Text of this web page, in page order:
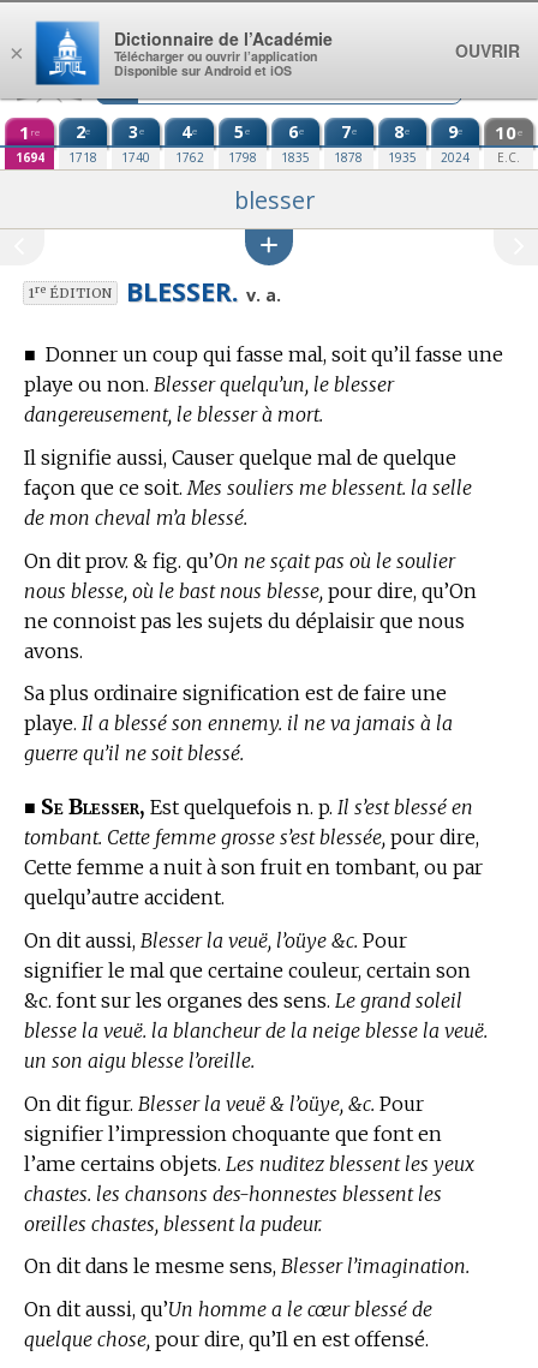
Aller au contenu
1 re
1694
2e
1718
3e
1740
4e
1762
5e
1798
6e
1835
7e
1878
8e
1935
9e
2024
10e
E.C.
blesser
1reÉDITION BLESSER. v. a.
■ Donner un coup qui fasse mal, soit qu’il fasse une
playe ou non. Blesser quelqu’un, le blesser
dangereusement, le blesser à mort.
Il signifie aussi, Causer quelque mal de quelque
façon que ce soit. Mes souliers me blessent. la selle
de mon cheval m’a blessé.
On dit prov. & fig. qu’On ne sçait pas où le soulier
nous blesse, où le bast nous blesse, pour dire, qu’On
ne connoist pas les sujets du déplaisir que nous
avons.
Sa plus ordinaire signification est de faire une
playe. Il a blessé son ennemy. il ne va jamais à la
guerre qu’il ne soit blessé.
■ Se Blesser, Est quelquefois n. p. Il s’est blessé en
tombant. Cette femme grosse s’est blessée, pour dire,
Cette femme a nuit à son fruit en tombant, ou par
quelqu’autre accident.
On dit aussi, Blesser la veuë, l’oüye &c. Pour
signifier le mal que certaine couleur, certain son
&c. font sur les organes des sens. Le grand soleil
blesse la veuë. la blancheur de la neige blesse la veuë.
un son aigu blesse l’oreille.
On dit figur. Blesser la veuë & l’oüye, &c. Pour
signifier l’impression choquante que font en
l’ame certains objets. Les nuditez blessent les yeux
chastes. les chansons des-honnestes blessent les
oreilles chastes, blessent la pudeur.
On dit dans le mesme sens, Blesser l’imagination.
On dit aussi, qu’Un homme a le cœur blessé de
quelque chose, pour dire, qu’Il en est offensé.
×
Dictionnaire de l’Académie
Télécharger ou ouvrir l’application
Disponible sur Android et iOS
OUVRIR